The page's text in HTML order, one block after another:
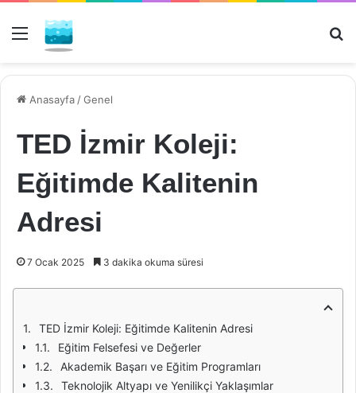
Menü
Anasayfa /Genel
TED İzmir Koleji:
Eğitimde Kalitenin
Adresi
7 Ocak 2025 3 dakika okuma süresi
TED İzmir Koleji: Eğitimde Kalitenin Adresi
Eğitim Felsefesi ve Değerler
Akademik Başarı ve Eğitim Programları
Teknolojik Altyapı ve Yenilikçi Yaklaşımlar